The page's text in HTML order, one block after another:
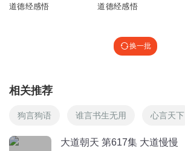
道德经感悟 道德经感悟
换一批
相关推荐
狗言狗语 谁言书生无用 心言天下
大道朝天 第617集 大道慢慢